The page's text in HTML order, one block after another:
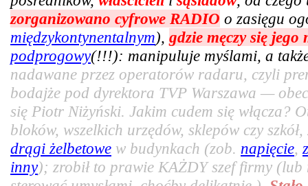
zorganizowano cyfrowe RADIO o zasięgu
międzykontynentalnym), gdzie męczy się
podprogowy(!!!): manipuluje myślami, a
nadawane przez operatorów radaru, czyli
bodajże pod dyrektora TVP Warszawa —
się Piotr Niżyński. Jakim cudem się włącza?
bloków, wszelkich urzędów, sklepów czy
drągi żelbetowe w budynkach (zob. napięcie,
inny); zrobił to prawie KAŻDY szef firmy